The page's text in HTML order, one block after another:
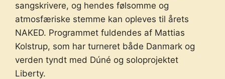
sangskrivere, og hendes følsomme og
atmosfæriske stemme kan opleves til årets
NAKED. Programmet fuldendes af Mattias
Kolstrup, som har turneret både Danmark og
verden tyndt med Dúné og soloprojektet
Liberty.